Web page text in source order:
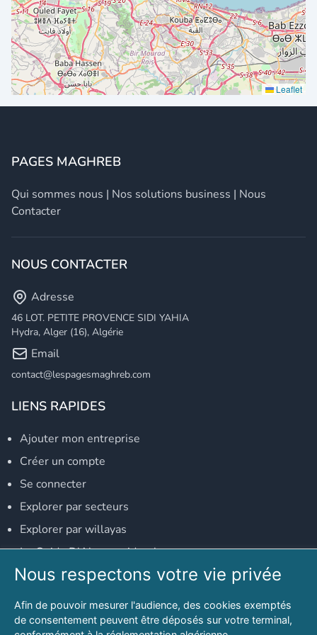
Leaflet
PAGES MAGHREB
Qui sommes nous | Nos solutions business | Nous
Contacter
NOUS CONTACTER
Adresse
46 LOT. PETITE PROVENCE SIDI YAHIA
Hydra, Alger (16), Algérie
Email
contact@lespagesmaghreb.com
LIENS RAPIDES
Ajouter mon entreprise
Créer un compte
Se connecter
Explorer par secteurs
Explorer par willayas
Le Guide D'Alger, guide-alger.com
NOS RÉSEAUX SOCIAUX
Notre page Facebook
Nous respectons votre vie privée
Afin de pouvoir mesurer l'audience, des cookies exemptés
de consentement peuvent être déposés sur votre terminal,